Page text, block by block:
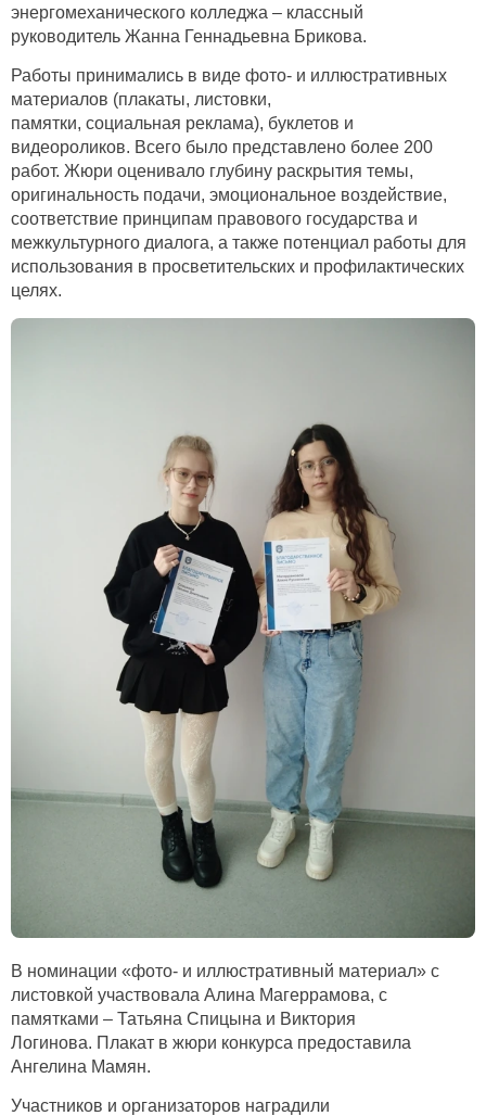
энергомеханического колледжа – классный
руководитель Жанна Геннадьевна Брикова.
Работы принимались в виде фото- и иллюстративных
материалов (плакаты, листовки,
памятки, социальная реклама), буклетов и
видеороликов. Всего было представлено более 200
работ. Жюри оценивало глубину раскрытия темы,
оригинальность подачи, эмоциональное воздействие,
соответствие принципам правового государства и
межкультурного диалога, а также потенциал работы для
использования в просветительских и профилактических
целях.
В номинации «фото- и иллюстративный материал» с
листовкой участвовала Алина Магеррамова, с
памятками – Татьяна Спицына и Виктория
Логинова. Плакат в жюри конкурса предоставила
Ангелина Мамян.
Участников и организаторов наградили